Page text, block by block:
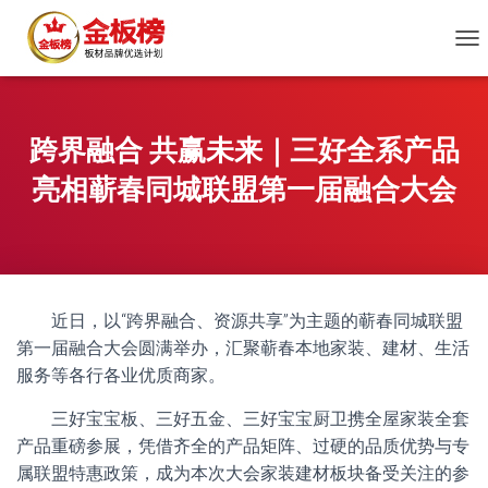
换
跨界融合 共赢未来｜三好全系产品
亮相蕲春同城联盟第一届融合大会
近日，以“跨界融合、资源共享”为主题的蕲春同城联盟
第一届融合大会圆满举办，汇聚蕲春本地家装、建材、生活
服务等各行各业优质商家。
三好宝宝板、三好五金、三好宝宝厨卫携全屋家装全套
产品重磅参展，凭借齐全的产品矩阵、过硬的品质优势与专
属联盟特惠政策，成为本次大会家装建材板块备受关注的参